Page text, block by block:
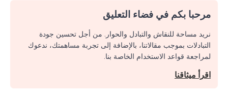
مرحبا بكم في فضاء التعليق
نريد مساحة للنقاش والتبادل والحوار. من أجل تحسين جودة
التبادلات بموجب مقالاتنا، بالإضافة إلى تجربة مساهمتك، ندعوك
لمراجعة قواعد الاستخدام الخاصة بنا.
اقرأ ميثاقنا